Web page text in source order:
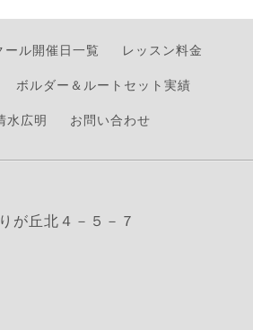
ール開催日一覧
レッスン料金
ボルダー＆ルートセット実績
広明
お問い合わせ
が丘北４－５－７